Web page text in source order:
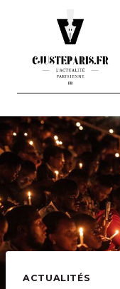
ACTUALITÉS